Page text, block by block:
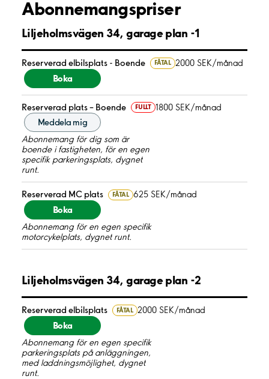
Abonnemangspriser
Liljeholmsvägen 34, garage plan -1
Reserverad elbilsplats - Boende FÅTAL 2000 SEK/månad
Boka
Reserverad plats – Boende FULLT 1800 SEK/månad
Meddela mig
Abonnemang för dig som är
boende i fastigheten, för en egen
specifik parkeringsplats, dygnet
runt.
Reserverad MC plats FÅTAL 625 SEK/månad
Boka
Abonnemang för en egen specifik
motorcykelplats, dygnet runt.
Liljeholmsvägen 34, garage plan -2
Reserverad elbilsplats FÅTAL 2000 SEK/månad
Boka
Abonnemang för en egen specifik
parkeringsplats på anläggningen,
med laddningsmöjlighet, dygnet
runt.